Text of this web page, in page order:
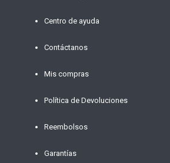
Centro de ayuda
Contáctanos
Mis compras
Política de Devoluciones
Reembolsos
Garantías